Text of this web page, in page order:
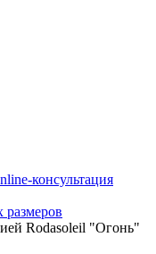
консультация
Rodasoleil "Огонь"